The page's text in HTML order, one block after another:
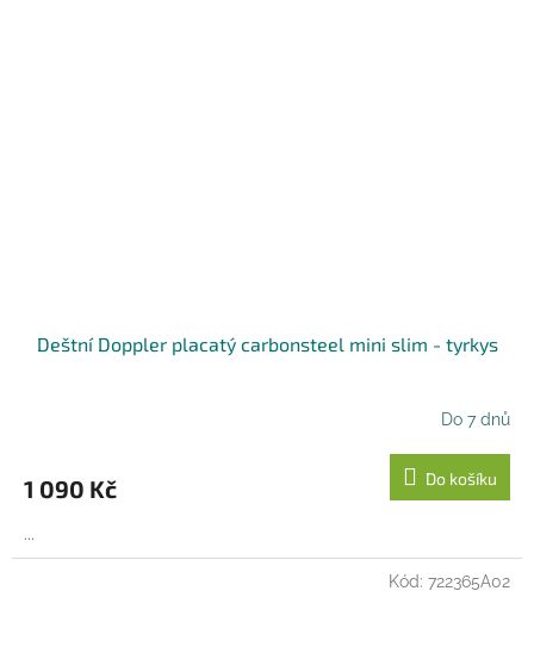
Deštní Doppler placatý carbonsteel mini slim - tyrkys
Do 7 dnů
1 090 Kč Do košíku
...
Kód: 722365A02